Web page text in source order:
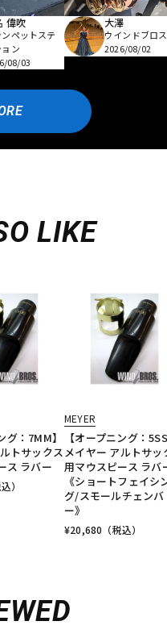
偉吹
ンペットステ
ン
08/03
大澤
ウインドブロス
2026/08/02
LIKE
グ：7MM】
トサックス
ス ラバー
）
MEYER
【オープニング：
メイヤー アルトサッ
用マウスピース ラ
《ショートフェイシ
グ/スモールチェンバ
ー》
¥20,680 （税込）